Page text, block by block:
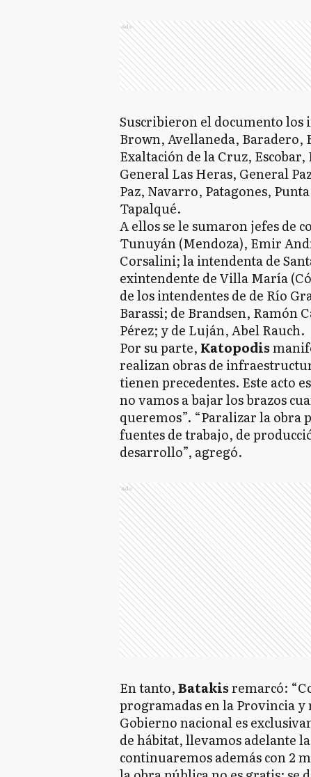
Ads
Suscribieron el documento
Brown, Avellaneda, Baradero,
Exaltación de la Cruz,
General Las Heras, General
Paz, Navarro, Patagones,
Tapalqué.
A ellos se le sumaron jefes de
Tunuyán (Mendoza), Emir
Corsalini; la intendenta de
exintendente de Villa María
de los intendentes de de Río
Barassi; de Brandsen, Ramón
Pérez; y de Luján, Abel Rauch.
Por su parte, Katopodis
realizan obras de
tienen precedentes. Este acto
no vamos a bajar los brazos
queremos”. “Paralizar la obra
fuentes de trabajo, de
desarrollo”, agregó.
Ads
En tanto,Batakisremarcó:
programadas en la Provincia
Gobierno nacional es
de hábitat, llevamos adelante
continuaremos además con 2